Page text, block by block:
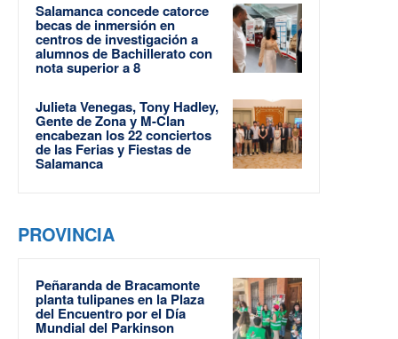
Salamanca concede catorce
becas de inmersión en
centros de investigación a
alumnos de Bachillerato con
nota superior a 8
Julieta Venegas, Tony Hadley,
Gente de Zona y M-Clan
encabezan los 22 conciertos
de las Ferias y Fiestas de
Salamanca
PROVINCIA
Peñaranda de Bracamonte
planta tulipanes en la Plaza
del Encuentro por el Día
Mundial del Parkinson